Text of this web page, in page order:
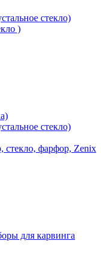
стекло)
)
стекло)
стекло, фарфор, Zenix
для карвинга